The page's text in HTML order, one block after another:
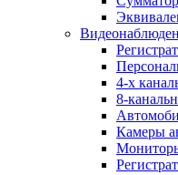
4-х
8-
Камеры